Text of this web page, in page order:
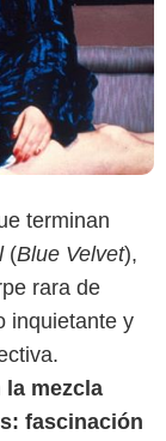
terminan
(Blue Velvet),
rara de
inquietante y
mezcla
fascinación